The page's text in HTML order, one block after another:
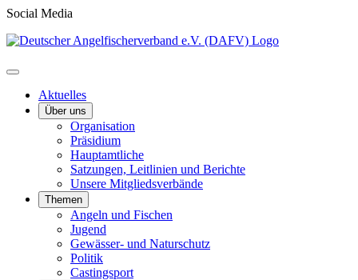
Social Media
Aktuelles
Über uns
Organisation
Präsidium
Hauptamtliche
Satzungen, Leitlinien und Berichte
Unsere Mitgliedsverbände
Themen
Angeln und Fischen
Jugend
Gewässer- und Naturschutz
Politik
Castingsport